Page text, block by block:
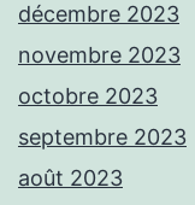
décembre 2023
novembre 2023
octobre 2023
septembre 2023
août 2023